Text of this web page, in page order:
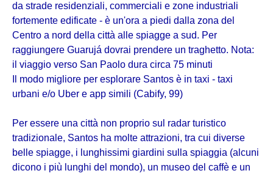
da strade residenziali, commerciali e zone industriali
fortemente edificate - è un'ora a piedi dalla zona del
Centro a nord della città alle spiagge a sud. Per
raggiungere Guarujá dovrai prendere un traghetto. Nota:
il viaggio verso San Paolo dura circa 75 minuti
Il modo migliore per esplorare Santos è in taxi - taxi
urbani e/o Uber e app simili (Cabify, 99)
Per essere una città non proprio sul radar turistico
tradizionale, Santos ha molte attrazioni, tra cui diverse
belle spiagge, i lunghissimi giardini sulla spiaggia (alcuni
dicono i più lunghi del mondo), un museo del caffè e un